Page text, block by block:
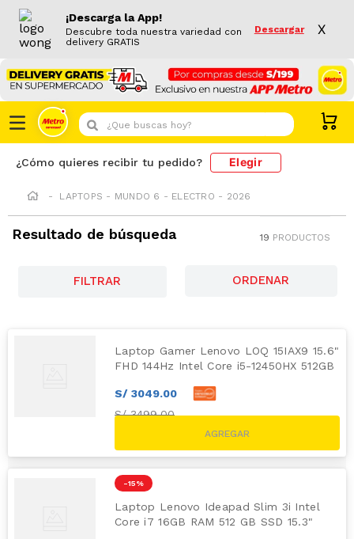
¡Descarga la App!
Descubre toda nuestra variedad con
delivery GRATIS
Descargar X
¿Que buscas hoy?
¿Cómo quieres recibir tu pedido? Elegir
LAPTOPS - MUNDO 6 - ELECTRO - 2026
Resultado de búsqueda 19 PRODUCTOS
FILTRAR
Laptop Gamer Lenovo LOQ 15IAX9 15.6"
FHD 144Hz Intel Core i5-12450HX 512GB
S/ 3049.00
S/3499.00
-15 %
Laptop Lenovo Ideapad Slim 3i Intel
Core i7 16GB RAM 512 GB SSD 15.3"